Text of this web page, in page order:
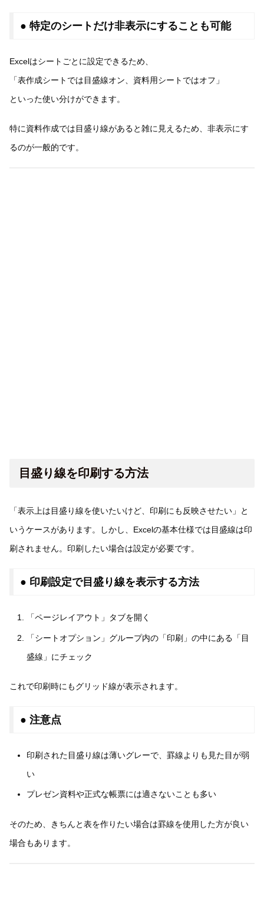
● 特定のシートだけ非表示にすることも可能
Excelはシートごとに設定できるため、
「表作成シートでは目盛線オン、資料用シートではオフ」
といった使い分けができます。
特に資料作成では目盛り線があると雑に見えるため、非表示にす
るのが一般的です。
目盛り線を印刷する方法
「表示上は目盛り線を使いたいけど、印刷にも反映させたい」と
いうケースがあります。しかし、Excelの基本仕様では目盛線は印
刷されません。印刷したい場合は設定が必要です。
● 印刷設定で目盛り線を表示する方法
「ページレイアウト」タブを開く
「シートオプション」グループ内の「印刷」の中にある「目
盛線」にチェック
これで印刷時にもグリッド線が表示されます。
● 注意点
印刷された目盛り線は薄いグレーで、罫線よりも見た目が弱
い
プレゼン資料や正式な帳票には適さないことも多い
そのため、きちんと表を作りたい場合は罫線を使用した方が良い
場合もあります。